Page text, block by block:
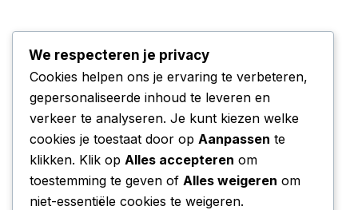
We respecteren je privacy
Cookies helpen ons je ervaring te verbeteren,
gepersonaliseerde inhoud te leveren en
verkeer te analyseren. Je kunt kiezen welke
cookies je toestaat door op Aanpassen te
klikken. Klik op Alles accepteren om
toestemming te geven of Alles weigeren om
niet-essentiële cookies te weigeren.